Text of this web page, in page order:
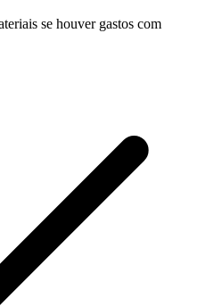
se houver gastos com